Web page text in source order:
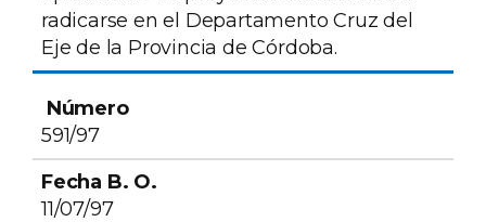
radicarse en el Departamento Cruz del
Eje de la Provincia de Córdoba.
591/97
11/07/97